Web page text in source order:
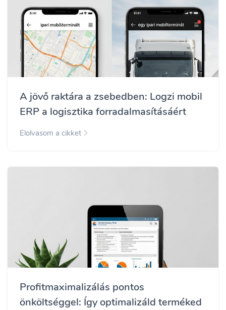
A jövő raktára a zsebedben: Logzi mobil
ERP a logisztika forradalmasításáért
Elolvasom a cikket
Profitmaximalizálás pontos
önköltséggel: Így optimalizáld terméked